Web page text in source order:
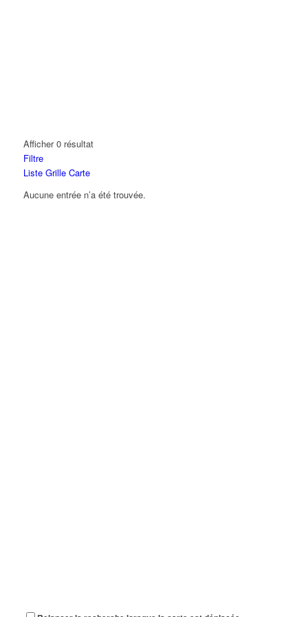
Afficher 0 résultat
Filtre
Liste Grille Carte
Aucune entrée n’a été trouvée.